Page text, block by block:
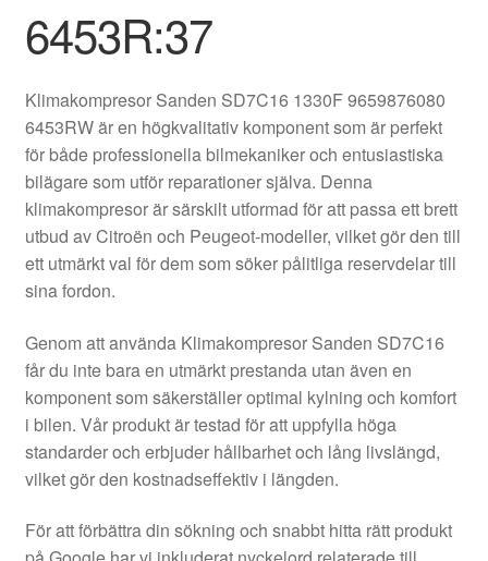
Integritetspolicy
Kolla upp
Kontakt
Mitt konto
Reklamationsprocedur
Transport
Vagn
Världsomspännande frakt
6453R:37
Klimakompresor Sanden SD7C16 1330F 9659876080
6453RW är en högkvalitativ komponent som är perfekt
för både professionella bilmekaniker och entusiastiska
bilägare som utför reparationer själva. Denna
klimakompresor är särskilt utformad för att passa ett brett
utbud av Citroën och Peugeot-modeller, vilket gör den till
ett utmärkt val för dem som söker pålitliga reservdelar till
sina fordon.
Genom att använda Klimakompresor Sanden SD7C16
får du inte bara en utmärkt prestanda utan även en
komponent som säkerställer optimal kylning och komfort
i bilen. Vår produkt är testad för att uppfylla höga
standarder och erbjuder hållbarhet och lång livslängd,
vilket gör den kostnadseffektiv i längden.
För att förbättra din sökning och snabbt hitta rätt produkt